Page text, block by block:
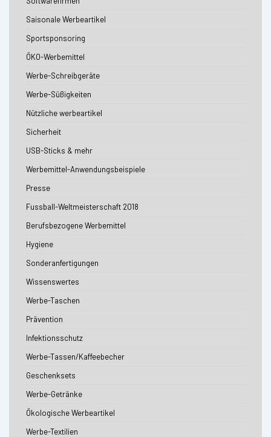
Saisonale Werbeartikel
Sportsponsoring
ÖKO-Werbemittel
Werbe-Schreibgeräte
Werbe-Süßigkeiten
Nützliche werbeartikel
Sicherheit
USB-Sticks & mehr
Werbemittel-Anwendungsbeispiele
Presse
Fussball-Weltmeisterschaft 2018
Berufsbezogene Werbemittel
Hygiene
Sonderanfertigungen
Wissenswertes
Werbe-Taschen
Prävention
Infektionsschutz
Werbe-Tassen/Kaffeebecher
Geschenksets
Werbe-Getränke
Ökologische Werbeartikel
Werbe-Textilien